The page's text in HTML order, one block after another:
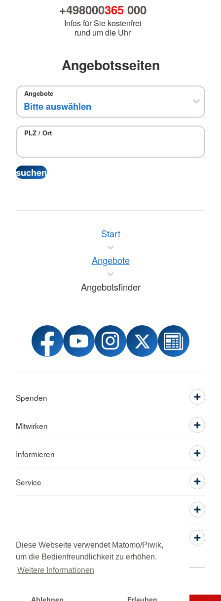
Diese Webseite verwendet Matomo/Piwik,
um die Bedienfreundlichkeit zu erhöhen.
Weitere Informationen
+498000365000
Infos für Sie kostenfrei
rund um die Uhr
Angebotsseiten
Angebote
PLZ / Ort
Start
Angebote
Angebotsfinder
Spenden
Mitwirken
Informieren
Service
DRK intern
© 2026 Ortsverein Gundelfingen